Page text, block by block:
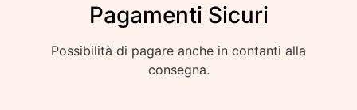
Pagamenti Sicuri
Possibilità di pagare anche in contanti alla
consegna.